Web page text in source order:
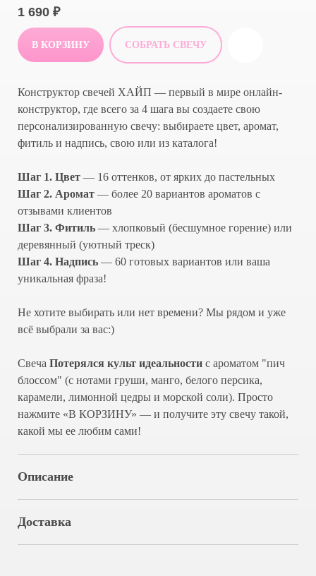
1 690 ₽
В КОРЗИНУ СОБРАТЬ СВЕЧУ
Конструктор свечей ХАЙП — первый в мире онлайн-
конструктор, где всего за 4 шага вы создаете свою
персонализированную свечу: выбираете цвет, аромат,
фитиль и надпись, свою или из каталога!
Шаг 1. Цвет — 16 оттенков, от ярких до пастельных
Шаг 2. Аромат — более 20 вариантов ароматов с
отзывами клиентов
Шаг 3. Фитиль — хлопковый (бесшумное горение) или
деревянный (уютный треск)
Шаг 4. Надпись — 60 готовых вариантов или ваша
уникальная фраза!
Не хотите выбирать или нет времени? Мы рядом и уже
всё выбрали за вас:)
Свеча Потерялся культ идеальности с ароматом "пич
блоссом" (с нотами груши, манго, белого персика,
карамели, лимонной цедры и морской соли). Просто
нажмите «В КОРЗИНУ» — и получите эту свечу такой,
какой мы ее любим сами!
Описание
Доставка
Зажгите свечу и дайте верхнему слою
безопасно